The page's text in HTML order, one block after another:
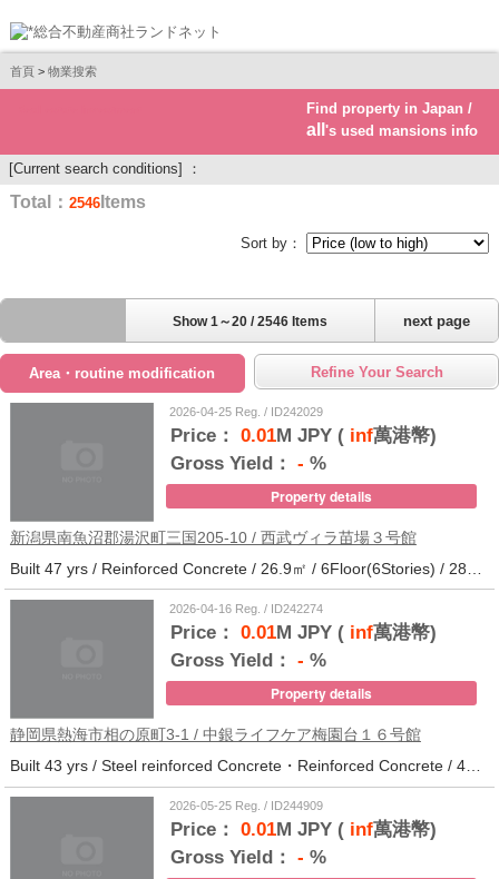
首頁 > 物業搜索
Find property in Japan /
all 's used mansions info
[Current search conditions] ：
Total： 2546Items
Sort by：
next page
Show 1～20 / 2546 Items
Area・routine modification Refine Your Search
2026-04-25 Reg. / ID242029
Price： 0.01M JPY (inf萬港幣)
Gross Yield： - %
Property details
新潟県南魚沼郡湯沢町三国205-10 / 西武ヴィラ苗場３号館
2026-04-16 Reg. / ID242274
Price： 0.01M JPY (inf萬港幣)
Gross Yield： - %
Property details
静岡県熱海市相の原町3-1 / 中銀ライフケア梅園台１６号館
Built 43 yrs / Steel reinforced Concrete・Reinforced Concrete / 44.37㎡ / 5Floor(14Stories) / 294Units / Distance from the station.25
2026-05-25 Reg. / ID244909
Price： 0.01M JPY (inf萬港幣)
Gross Yield： - %